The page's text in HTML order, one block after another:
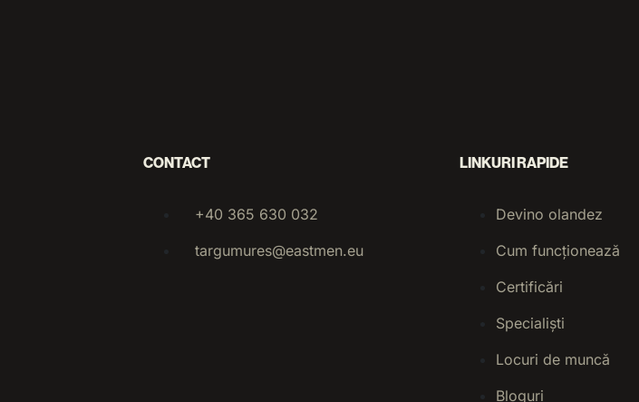
CONTACT
+40 365 630 032
targumures@eastmen.eu
LINKURI RAPIDE
Devino olandez
Cum funcționează
Certificări
Specialiști
Locuri de muncă
Bloguri